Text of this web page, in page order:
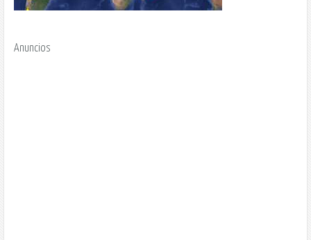
Anuncios